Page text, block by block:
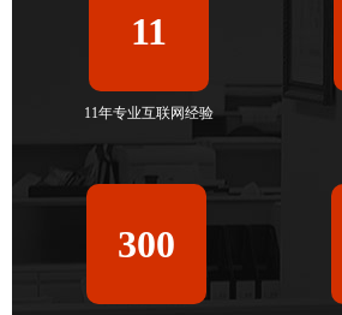
11
11年专业互联网经验
300